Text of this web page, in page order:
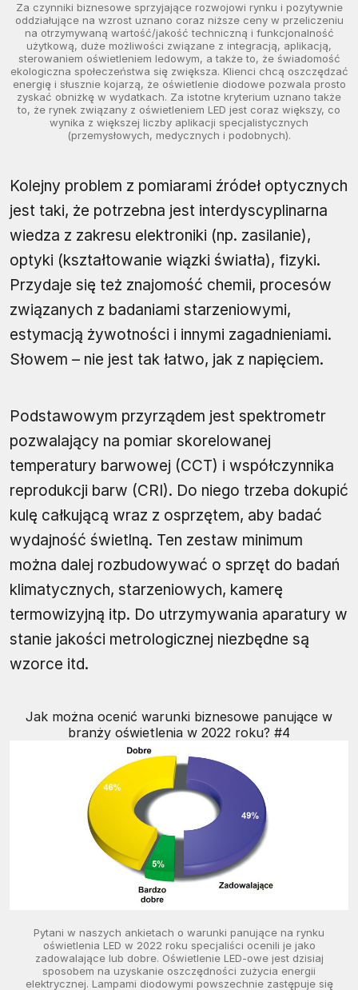
Za czynniki biznesowe sprzyjające rozwojowi rynku i pozytywnie
oddziałujące na wzrost uznano coraz niższe ceny w przeliczeniu
na otrzymywaną wartość/jakość techniczną i funkcjonalność
użytkową, duże możliwości związane z integracją, aplikacją,
sterowaniem oświetleniem ledowym, a także to, że świadomość
ekologiczna społeczeństwa się zwiększa. Klienci chcą oszczędzać
energię i słusznie kojarzą, że oświetlenie diodowe pozwala prosto
zyskać obniżkę w wydatkach. Za istotne kryterium uznano także
to, że rynek związany z oświetleniem LED jest coraz większy, co
wynika z większej liczby aplikacji specjalistycznych
(przemysłowych, medycznych i podobnych).
Kolejny problem z pomiarami źródeł optycznych
jest taki, że potrzebna jest interdyscyplinarna
wiedza z zakresu elektroniki (np. zasilanie),
optyki (kształtowanie wiązki światła), fizyki.
Przydaje się też znajomość chemii, procesów
związanych z badaniami starzeniowymi,
estymacją żywotności i innymi zagadnieniami.
Słowem – nie jest tak łatwo, jak z napięciem.
Podstawowym przyrządem jest spektrometr
pozwalający na pomiar skorelowanej
temperatury barwowej (CCT) i współczynnika
reprodukcji barw (CRI). Do niego trzeba dokupić
kulę całkującą wraz z osprzętem, aby badać
wydajność świetlną. Ten zestaw minimum
można dalej rozbudowywać o sprzęt do badań
klimatycznych, starzeniowych, kamerę
termowizyjną itp. Do utrzymywania aparatury w
stanie jakości metrologicznej niezbędne są
wzorce itd.
Jak można ocenić warunki biznesowe panujące w
branży oświetlenia w 2022 roku? #4
Pytani w naszych ankietach o warunki panujące na rynku
oświetlenia LED w 2022 roku specjaliści ocenili je jako
zadowalające lub dobre. Oświetlenie LED-owe jest dzisiaj
sposobem na uzyskanie oszczędności zużycia energii
elektrycznej. Lampami diodowymi powszechnie zastępuje się